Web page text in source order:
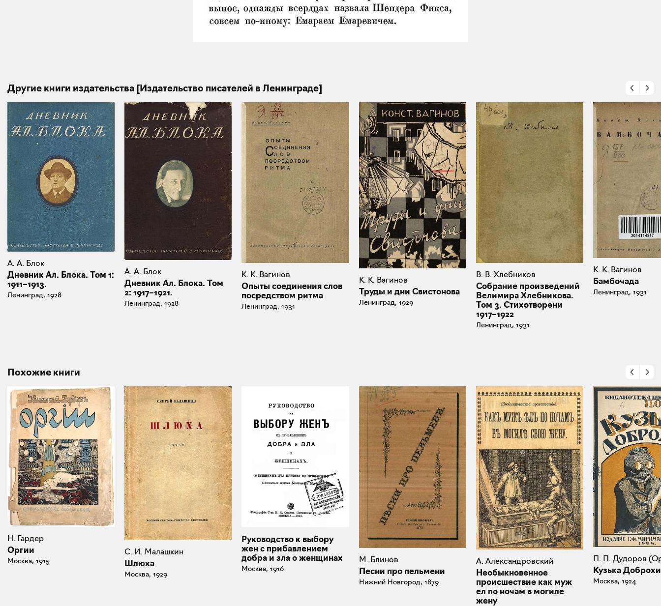
Другие книги издательства [Издательство писателей в Ленинграде]
А. А. Блок
Дневник Ал. Блока. Том 1:
1911–1913.
Ленинград, 1928
А. А. Блок
Дневник Ал. Блока. Том
2: 1917–1921.
Ленинград, 1928
К. К. Вагинов
Опыты соединения слов
посредством ритма
Ленинград, 1931
К. К. Вагинов
Труды и дни Свистонова
Ленинград, 1929
В. В. Хлебников
Собрание произведений
Велимира Хлебникова.
Том 3. Стихотворени
1917–1922
Ленинград, 1931
К. К. Вагинов
Бамбочада
Ленинград, 1931
Похожие книги
Н. Гардер
Оргии
Москва, 1915
С. И. Малашкин
Шлюха
Москва, 1929
Руководство к выбору
жен с прибавлением
добра и зла о женщинах
Москва, 1916
М. Блинов
Песни про пельмени
Нижний Новгород, 1879
А. Александровский
Необыкновенное
происшествие как муж
ел по ночам в могиле
жену
П. П. Дудоров
Кузька
Москва, 1924